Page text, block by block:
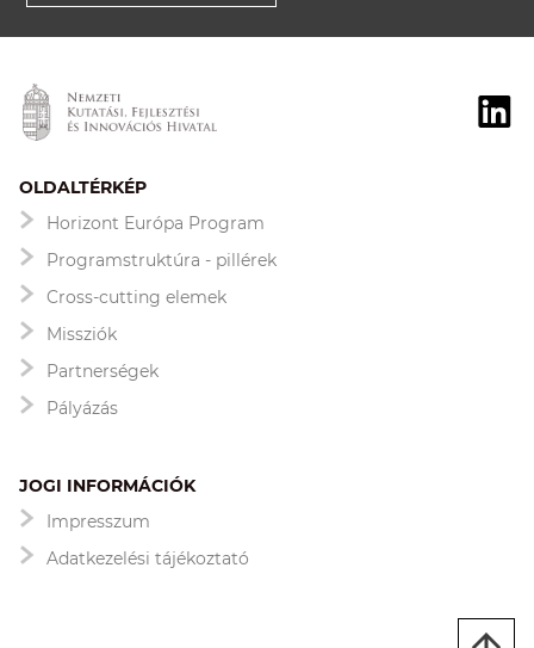
OLDALTÉRKÉP
Horizont Európa Program
Programstruktúra - pillérek
Cross-cutting elemek
Missziók
Partnerségek
Pályázás
JOGI INFORMÁCIÓK
Impresszum
Adatkezelési tájékoztató